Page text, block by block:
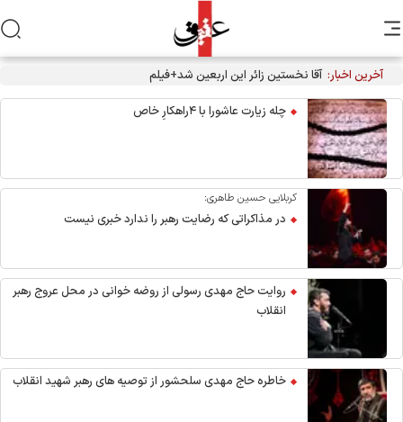
آخرین اخبار: آقا نخستین زائر این اربعین شد+فیلم
چله زیارت عاشورا با ۴راهکارِ خاص
کربلایی حسین طاهری:
در مذاکراتی که رضایت رهبر را ندارد خبری نیست
روایت حاج مهدی رسولی از روضه خوانی در محل عروج رهبر
انقلاب
خاطره حاج مهدی سلحشور از توصیه های رهبر شهید انقلاب